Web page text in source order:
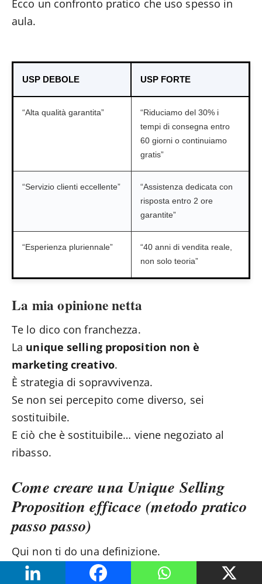
Ecco un confronto pratico che uso spesso in
aula.
USP DEBOLE USP FORTE
“Alta qualità garantita”
“Riduciamo del 30% i
tempi di consegna entro
60 giorni o continuiamo
gratis”
“Servizio clienti eccellente”
“Assistenza dedicata con
risposta entro 2 ore
garantite”
“Esperienza pluriennale”
“40 anni di vendita reale,
non solo teoria”
La mia opinione netta
Te lo dico con franchezza.
La unique selling proposition non è
marketing creativo.
È strategia di sopravvivenza.
Se non sei percepito come diverso, sei
sostituibile.
E ciò che è sostituibile… viene negoziato al
ribasso.
Come creare una Unique Selling
Proposition efficace (metodo pratico
passo passo)
Qui non ti do una definizione.
Ti do un metodo che puoi applicare oggi.